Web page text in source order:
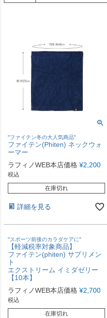
"ファイテン冬の大人気商品"
ファイテン(Phiten) ネックウォ
ーマー
ラフィノWEB本店価格 ¥2,200
税込
在庫切れ
詳細を見る
"スポーツ前後のカラダケアに"
【軽減税率対象商品】
ファイテン(phiten) サプリメン
ト
エクストリーム イミダゼリー
【10本】
ラフィノWEB本店価格 ¥2,700
税込
在庫切れ